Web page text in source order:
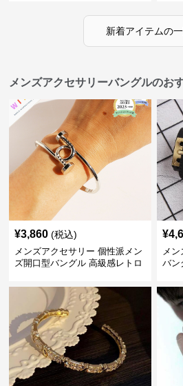
新着アイテムの
メンズアクセサリーバングルのお
¥3,860 (税込)
メンズアクセサリー 個性派メン
ズ開口型バングル 高級感レトロ
¥
メ
バン